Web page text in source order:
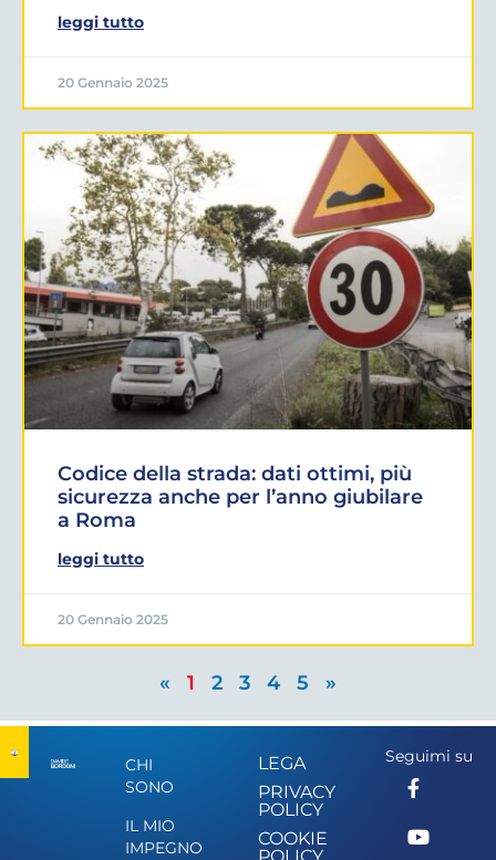
leggi tutto
20 Gennaio 2025
Codice della strada: dati ottimi, più
sicurezza anche per l’anno giubilare
a Roma
leggi tutto
20 Gennaio 2025
« 1 2 3 4 5 »
CHI
SONO
IL MIO
IMPEGNO
LEGA
PRIVACY
POLICY
COOKIE
Seguimi su